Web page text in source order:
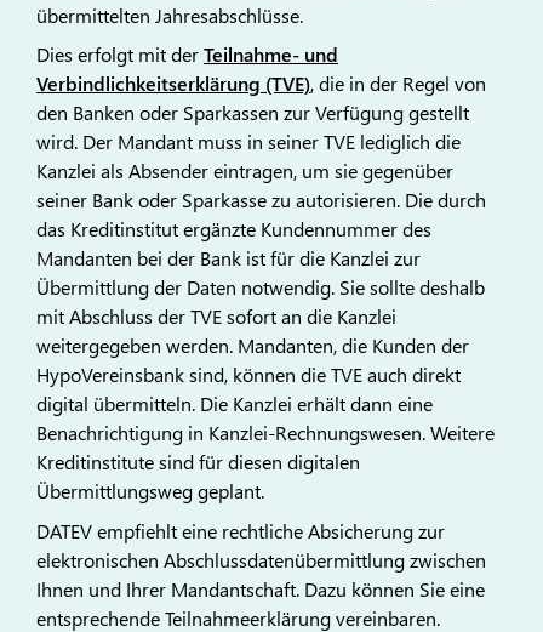
übermittelten Jahresabschlüsse.
Dies erfolgt mit derTeilnahme- und
Verbindlichkeitserklärung (TVE), die in der Regel von
den Banken oder Sparkassen zur Verfügung gestellt
wird. Der Mandant muss in seiner TVE lediglich die
Kanzlei als Absender eintragen, um sie gegenüber
seiner Bank oder Sparkasse zu autorisieren. Die durch
das Kreditinstitut ergänzte Kundennummer des
Mandanten bei der Bank ist für die Kanzlei zur
Übermittlung der Daten notwendig. Sie sollte deshalb
mit Abschluss der TVE sofort an die Kanzlei
weitergegeben werden. Mandanten, die Kunden der
HypoVereinsbank sind, können die TVE auch direkt
digital übermitteln. Die Kanzlei erhält dann eine
Benachrichtigung in Kanzlei-Rechnungswesen. Weitere
Kreditinstitute sind für diesen digitalen
Übermittlungsweg geplant.
DATEV empfiehlt eine rechtliche Absicherung zur
elektronischen Abschlussdatenübermittlung zwischen
Ihnen und Ihrer Mandantschaft. Dazu können Sie eine
entsprechende Teilnahmeerklärung vereinbaren.